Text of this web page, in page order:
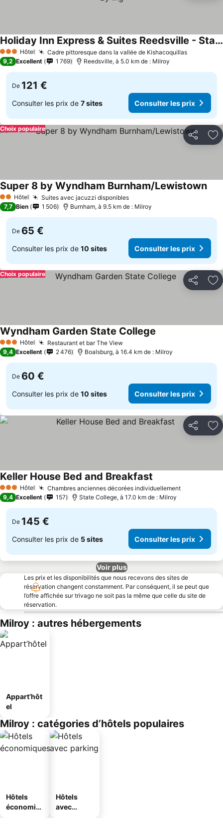
3 ÉtoilesHôtel Cadre pittoresque dans la vallée de Kishacoquillas
Holiday Inn Express & Suites Reedsville - State Coll Area By Ihg
Consulter les prix
9,2 Excellent 1 769 Reedsville, à 5.0 km de : Milroy
De 121 €
Consulter les prix de 7 sites Consulter les prix
Partager
Choix populaire
2 Étoiles
Hôtel Suites avec jacuzzi disponiblesConsulter les prix
Super 8 by Wyndham Burnham/Lewistown
7,7 Bien 1 506 Burnham, à 9.5 km de : Milroy
De 65 €
Consulter les prix de 10 sites Consulter les prix
Partager
Choix populaire
3 ÉtoilesHôtel Restaurant et bar The ViewConsulter les prix
Wyndham Garden State College
9,4 Excellent 2 476 Boalsburg, à 16.4 km de : Milroy
De 60 €
Consulter les prix de 10 sites Consulter les prix
Partager
3 ÉtoilesHôtel Chambres anciennes décorées individuellementConsulter
Keller House Bed and Breakfast
9,4 Excellent 157 State College, à 17.0 km de : Milroy
De 145 €
Consulter les prix de 5 sites Consulter les prix
Voir plus
Les prix et les disponibilités que nous recevons des sites de
réservation changent constamment. Par conséquent, il se peut que
l’offre affichée sur trivago ne soit pas la même que celle du site de
réservation.
Milroy : autres hébergements
Appart’hôt
el
Milroy : catégories d’hôtels populaires
Hôtels
économiq
Hôtels
avec